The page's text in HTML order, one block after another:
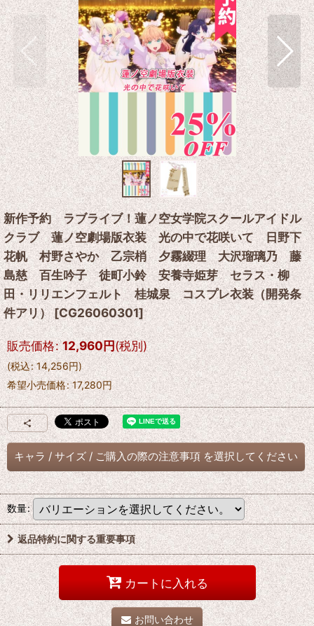
新作予約 ラブライブ！蓮ノ空女学院スクールアイドル
クラブ 蓮ノ空劇場版衣装 光の中で花咲いて 日野下
花帆 村野さやか 乙宗梢 夕霧綴理 大沢瑠璃乃 藤
島慈 百生吟子 徒町小鈴 安養寺姫芽 セラス・柳
田・リリエンフェルト 桂城泉 コスプレ衣装（開発条
件アリ） [CG26060301]
販売価格: 12,960円(税別)
(税込: 14,256円)
希望小売価格: 17,280円
キャラ / サイズ / ご購入の際の注意事項 を選択してください
数量:
返品特約に関する重要事項
カートに入れる
お問い合わせ